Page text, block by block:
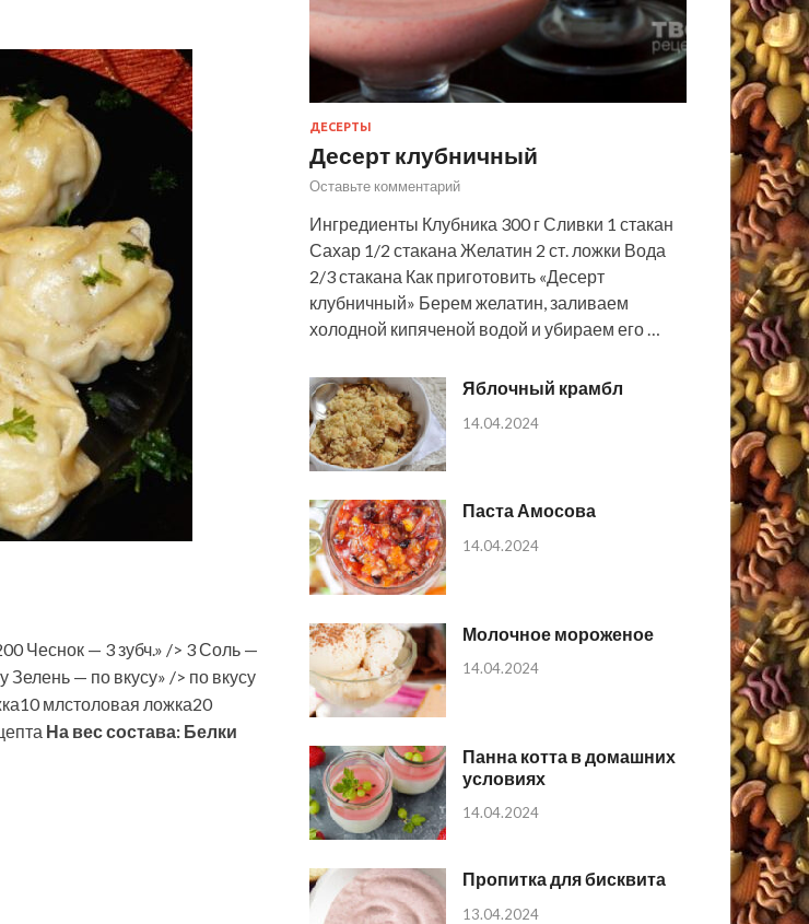
Чеснок — 3 зубч.» /> 3 Соль —
Зелень — по вкусу» /> по вкусу
млстоловая ложка20
На вес состава: Белки
ДЕСЕРТЫ
Десерт клубничный
Оставьте комментарий
Ингредиенты Клубника 300 г Сливки 1 стакан
Сахар 1/2 стакана Желатин 2 ст. ложки Вода
2/3 стакана Как приготовить «Десерт
клубничный» Берем желатин, заливаем
холодной кипяченой водой и убираем его …
Яблочный крамбл
14.04.2024
Паста Амосова
14.04.2024
Молочное мороженое
14.04.2024
Панна котта в домашних
условиях
14.04.2024
Пропитка для бисквита
13.04.2024